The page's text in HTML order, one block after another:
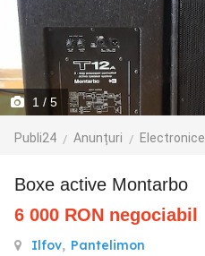
1 / 5
Publi24 Anunțuri Electronice
Boxe active Montarbo
6 000 RON negociabil
Ilfov, Pantelimon